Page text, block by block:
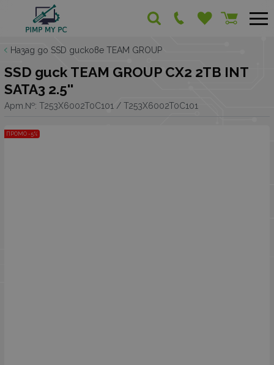
Назад до SSD дискове TEAM GROUP
SSD диск TEAM GROUP CX2 2TB INT
SATA3 2.5''
Арт.№: T253X6002T0C101 / T253X6002T0C101
ПРОМО -5%